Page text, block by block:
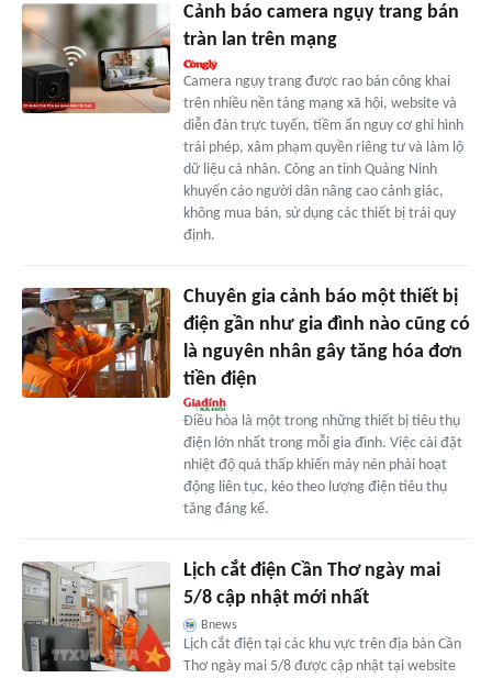
Cảnh báo camera ngụy trang bán
tràn lan trên mạng
Camera ngụy trang được rao bán công khai
trên nhiều nền tảng mạng xã hội, website và
diễn đàn trực tuyến, tiềm ẩn nguy cơ ghi hình
trái phép, xâm phạm quyền riêng tư và làm lộ
dữ liệu cá nhân. Công an tỉnh Quảng Ninh
khuyến cáo người dân nâng cao cảnh giác,
không mua bán, sử dụng các thiết bị trái quy
định.
Chuyên gia cảnh báo một thiết bị
điện gần như gia đình nào cũng có
là nguyên nhân gây tăng hóa đơn
tiền điện
Điều hòa là một trong những thiết bị tiêu thụ
điện lớn nhất trong mỗi gia đình. Việc cài đặt
nhiệt độ quá thấp khiến máy nén phải hoạt
động liên tục, kéo theo lượng điện tiêu thụ
tăng đáng kể.
Lịch cắt điện Cần Thơ ngày mai
5/8 cập nhật mới nhất
Bnews
Lịch cắt điện tại các khu vực trên địa bàn Cần
Thơ ngày mai 5/8 được cập nhật tại website